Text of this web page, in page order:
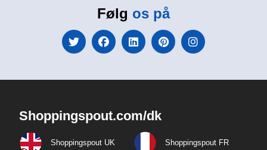
Følg os på
Shoppingspout.com/dk
Shoppingspout UK Shoppingspout FR